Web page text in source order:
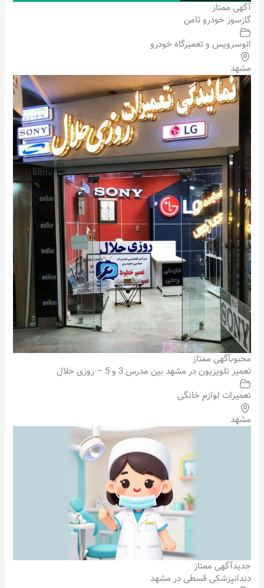
آگهی ممتاز
گازسوز خودرو ثامن
اتوسرویس و تعمیرگاه خودرو
مشهد
محبوبآگهی ممتاز
تعمیر تلویزیون در مشهد بین مدرس 3 و 5 – روزی حلال
تعمیرات لوازم خانگی
مشهد
جدیدآگهی ممتاز
دندانپزشکی قسطی در مشهد